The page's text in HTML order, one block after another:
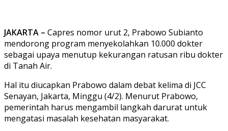
JAKARTA – Capres nomor urut 2, Prabowo Subianto
mendorong program menyekolahkan 10.000 dokter
sebagai upaya menutup kekurangan ratusan ribu dokter
di Tanah Air.
Hal itu diucapkan Prabowo dalam debat kelima di JCC
Senayan, Jakarta, Minggu (4/2). Menurut Prabowo,
pemerintah harus mengambil langkah darurat untuk
mengatasi masalah kesehatan masyarakat.